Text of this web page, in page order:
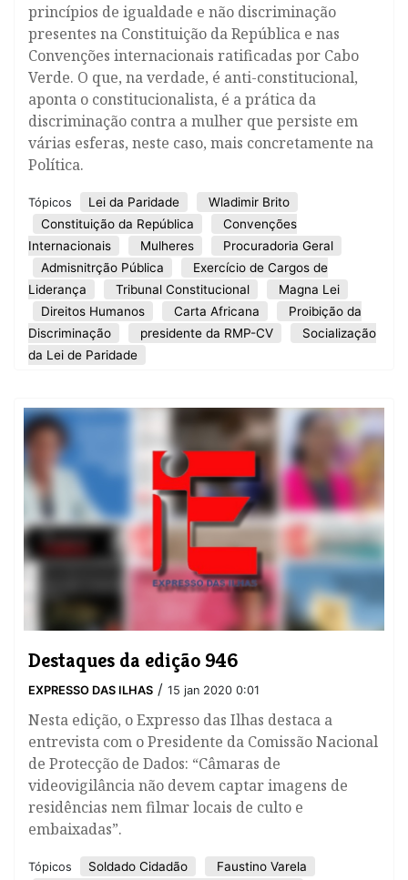
princípios de igualdade e não discriminação
presentes na Constituição da República e nas
Convenções internacionais ratificadas por Cabo
Verde. O que, na verdade, é anti-constitucional,
aponta o constitucionalista, é a prática da
discriminação contra a mulher que persiste em
várias esferas, neste caso, mais concretamente na
Política.
Tópicos Lei da Paridade
Wladimir Brito
Constituição da República
Convenções
Internacionais
Mulheres
Procuradoria Geral
Admisnitrção Pública
Exercício de Cargos de
Liderança
Tribunal Constitucional
Magna Lei
Direitos Humanos
Carta Africana
Proibição da
Discriminação
presidente da RMP-CV
Socialização
da Lei de Paridade
Destaques da edição 946
EXPRESSO DAS ILHAS / 15 jan 2020 0:01
Nesta edição, o Expresso das Ilhas destaca a
entrevista com o Presidente da Comissão Nacional
de Protecção de Dados: “Câmaras de
videovigilância não devem captar imagens de
residências nem filmar locais de culto e
embaixadas”.
Tópicos Soldado Cidadão
Faustino Varela